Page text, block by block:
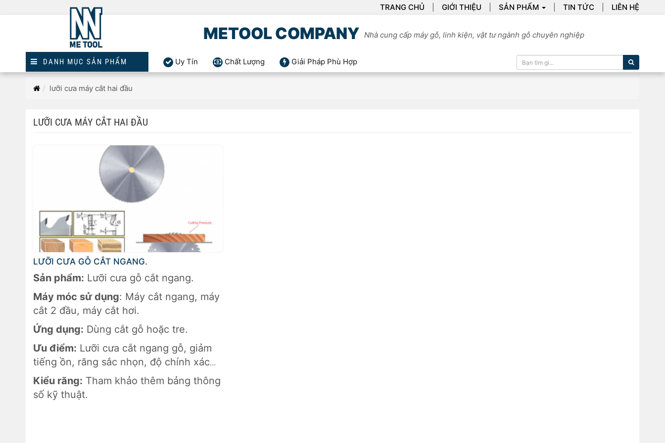
TRANG CHỦ GIỚI THIỆU SẢN PHẨM TIN TỨC LIÊN HỆ
METOOL COMPANY Nhà cung cấp máy gỗ, linh kiện, vật tư ngành gỗ chuyên nghiệp
DANH MỤC SẢN PHẨM Uy Tín Chất Lượng Giải Pháp Phù Hợp
Tranglưỡi cưa máy cắt hai đầu
LƯỠI CƯA MÁY CẮT HAI ĐẦU
LƯỠI CƯA GỖ CẮT NGANG.
Sản phẩm: Lưỡi cưa gỗ cắt ngang.
Máy móc sử dụng: Máy cắt ngang, máy
cắt 2 đầu, máy cắt hơi.
Ứng dụng: Dùng cắt gỗ hoặc tre.
Ưu điểm: Lưỡi cưa cắt ngang gỗ, giảm
tiếng ồn, răng sắc nhọn, độ chính xác
cao.
Kiểu răng: Tham khảo thêm bảng thông
số kỹ thuật.